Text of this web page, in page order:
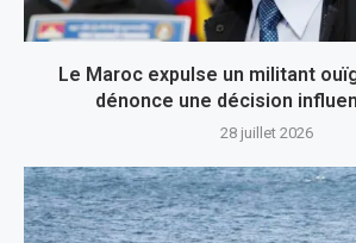
Le Maroc expulse un militant
dénonce une décision
28 juillet 2026